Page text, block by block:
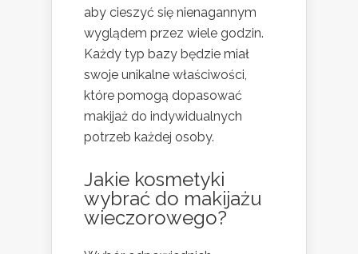
aby cieszyć się nienagannym
wyglądem przez wiele godzin.
Każdy typ bazy będzie miał
swoje unikalne właściwości,
które pomogą dopasować
makijaż do indywidualnych
potrzeb każdej osoby.
Jakie kosmetyki
wybrać do makijażu
wieczorowego?